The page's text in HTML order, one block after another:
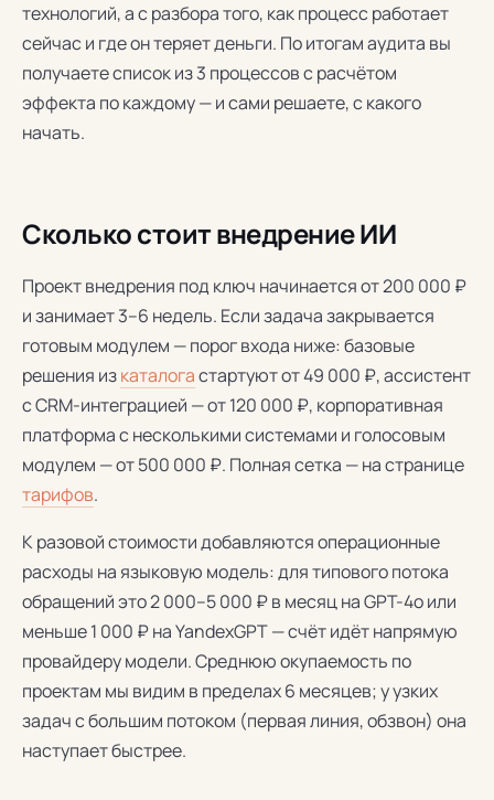
технологий, а с разбора того, как процесс работает
сейчас и где он теряет деньги. По итогам аудита вы
получаете список из 3 процессов с расчётом
эффекта по каждому — и сами решаете, с какого
начать.
Сколько стоит внедрение ИИ
Проект внедрения под ключ начинается от 200 000 ₽
и занимает 3–6 недель. Если задача закрывается
готовым модулем — порог входа ниже: базовые
решения изкаталогастартуют от 49 000 ₽, ассистент
с CRM-интеграцией — от 120 000 ₽, корпоративная
платформа с несколькими системами и голосовым
модулем — от 500 000 ₽. Полная сетка — на странице
тарифов.
К разовой стоимости добавляются операционные
расходы на языковую модель: для типового потока
обращений это 2 000–5 000 ₽ в месяц на GPT-4o или
меньше 1 000 ₽ на YandexGPT — счёт идёт напрямую
провайдеру модели. Среднюю окупаемость по
проектам мы видим в пределах 6 месяцев; у узких
задач с большим потоком (первая линия, обзвон) она
наступает быстрее.